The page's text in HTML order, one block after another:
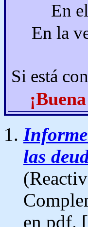
En
En la
Si está
las
en pdf.